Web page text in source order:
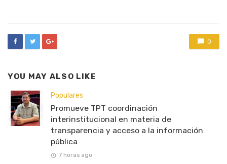
in
0
YOU MAY ALSO LIKE
Populares
Promueve TPT coordinación
interinstitucional en materia de
transparencia y acceso a la información
pública
7 horas ago